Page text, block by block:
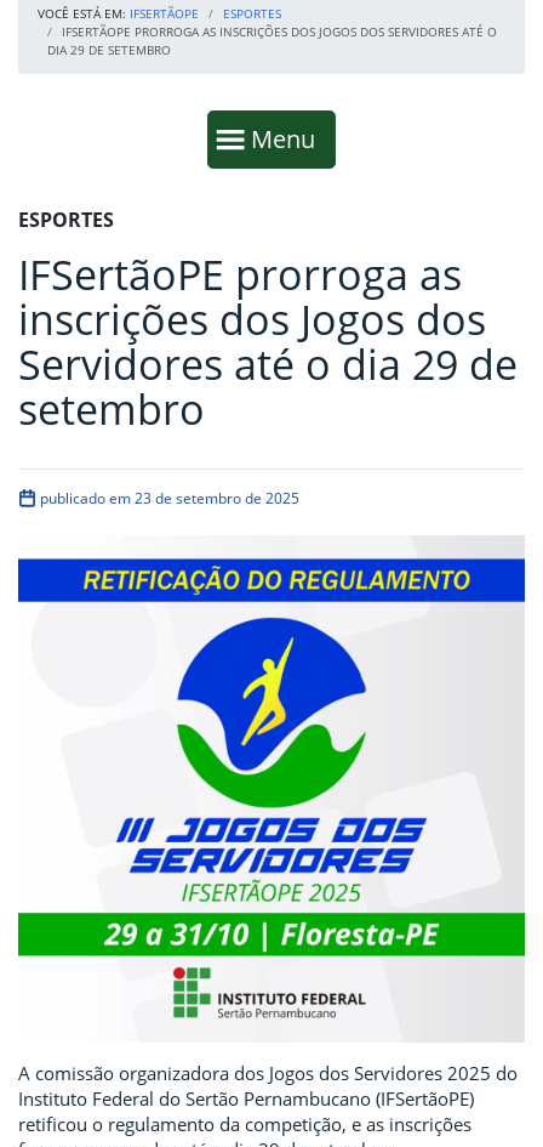
VOCÊ ESTÁ EM: IFSERTÃOPE
ESPORTES
IFSERTÃOPE PRORROGA AS INSCRIÇÕES DOS JOGOS DOS SERVIDORES ATÉ O
DIA 29 DE SETEMBRO
Mostrar
Menu
Fim da navegação
Início do conteúdo
ESPORTES
IFSertãoPE prorroga as
inscrições dos Jogos dos
Servidores até o dia 29 de
setembro
publicado em 23 de setembro de 2025
A comissão organizadora dos Jogos dos Servidores 2025 do
Instituto Federal do Sertão Pernambucano (IFSertãoPE)
retificou o regulamento da competição, e as inscrições